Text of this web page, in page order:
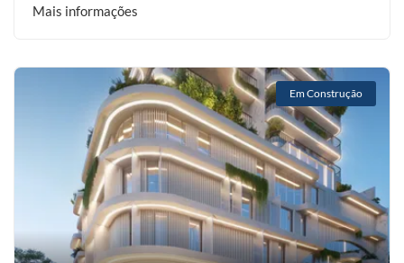
Mais informações
Em Construção